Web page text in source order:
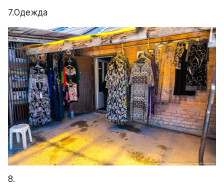
7.Одежда
8.